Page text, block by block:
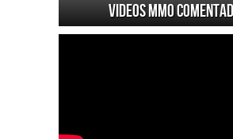
Videos MMO